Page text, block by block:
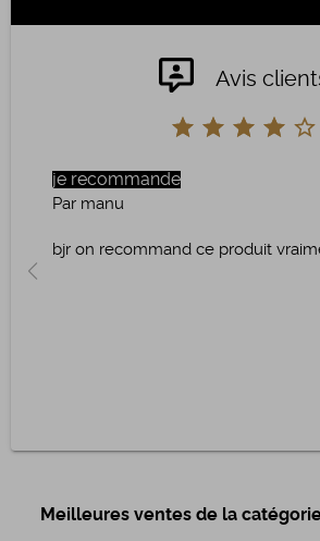
Avis
je recommande
Par manu
bjr on recommand ce produit
Meilleures ventes de la